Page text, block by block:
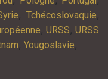
, Tchécoslovaquie,
, URSS,URSS
, Yougoslavie,